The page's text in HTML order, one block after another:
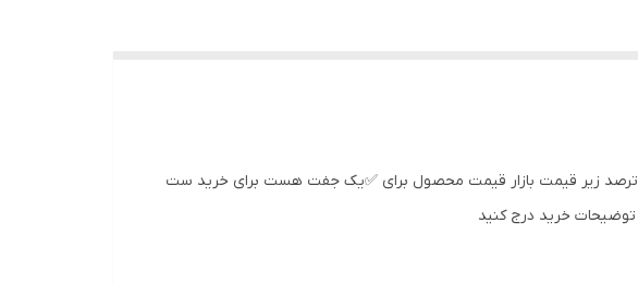
سلام کتانی اسیکس با کیفیت فوق‌العاده بالا مواد ترکیبی درجه یک قیمت فوق‌العاده مناسب تولیدی حداقل 35ترصد زیر قیمت بازار قیمت محصول برای ✅یک جفت هست برای خرید ست